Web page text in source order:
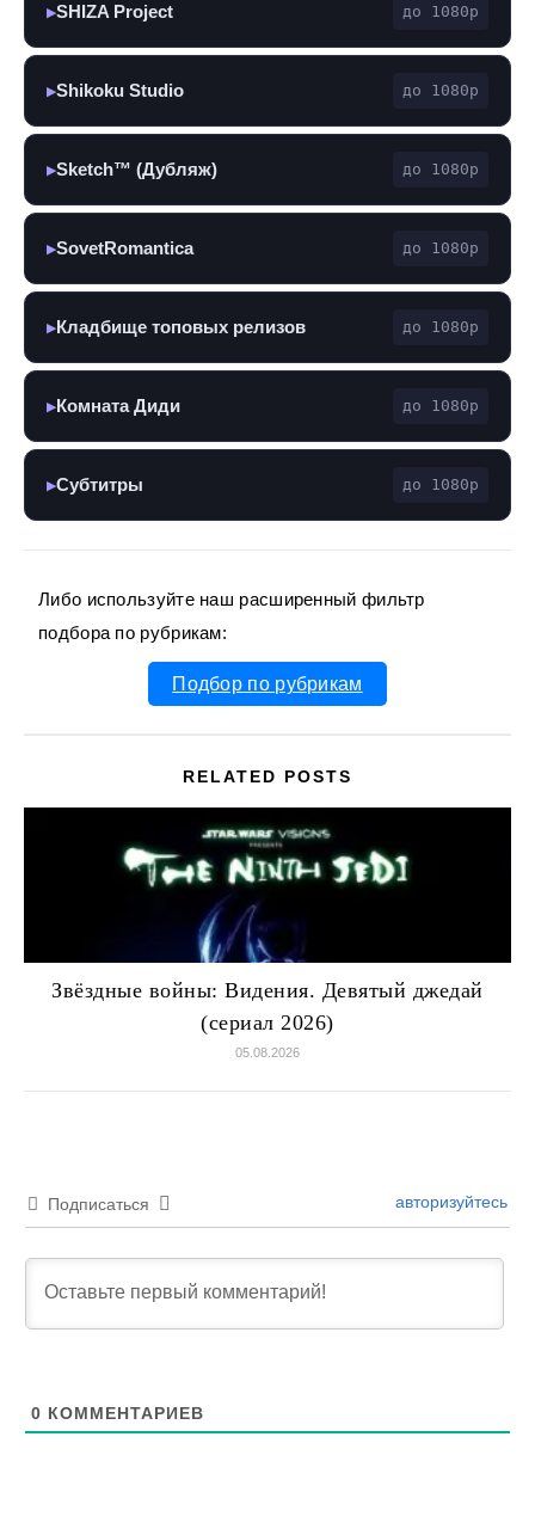
▶SHIZA Project до 1080p
▶Shikoku Studio до 1080p
▶Sketch™ (Дубляж) до 1080p
▶SovetRomantica до 1080p
▶ Кладбище топовых релизов до 1080p
▶ Комната Диди до 1080p
▶Субтитры до 1080p
Либо используйте наш расширенный фильтр
подбора по рубрикам:
Подбор по рубрикам
RELATED POSTS
Звёздные войны: Видения. Девятый джедай
(сериал 2026)
05.08.2026
Подписаться авторизуйтесь
0 КОММЕНТАРИЕВ